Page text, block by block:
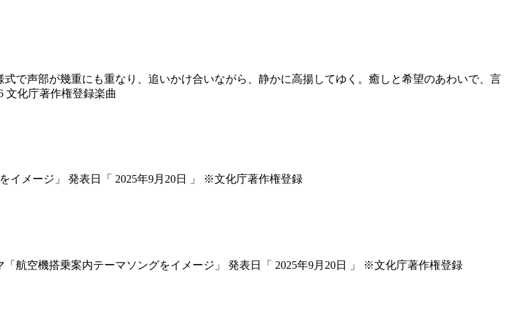
で声部が幾重にも重なり、追いかけ合いながら、静かに高揚してゆく。癒しと希望のあわいで、言
文化庁著作権登録楽曲
イメージ」 発表日「 2025年9月20日 」 ※文化庁著作権登録
航空機搭乗案内テーマソングをイメージ」 発表日「 2025年9月20日 」 ※文化庁著作権登録